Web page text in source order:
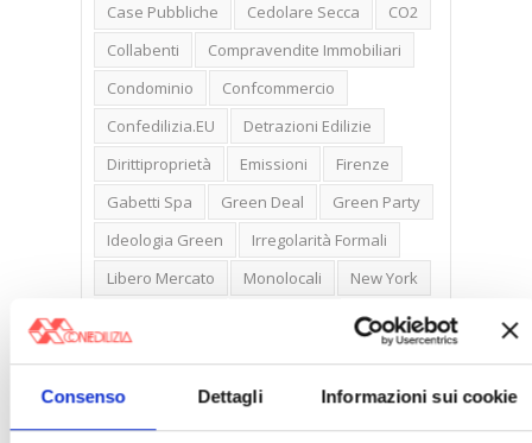
Consenso Dettagli Informazioni sui cookie
Case Pubbliche
Cedolare Secca
CO2
Collabenti
Compravendite Immobiliari
Condominio
Confcommercio
Confedilizia.EU
Detrazioni Edilizie
Dirittiproprietà
Emissioni
Firenze
Gabetti Spa
Green Deal
Green Party
Ideologia Green
Irregolarità Formali
Libero Mercato
Monolocali
New York
Rendite Catastali
Rivoluzioneliberale
Ruderi
Sicurezza
Sommerso